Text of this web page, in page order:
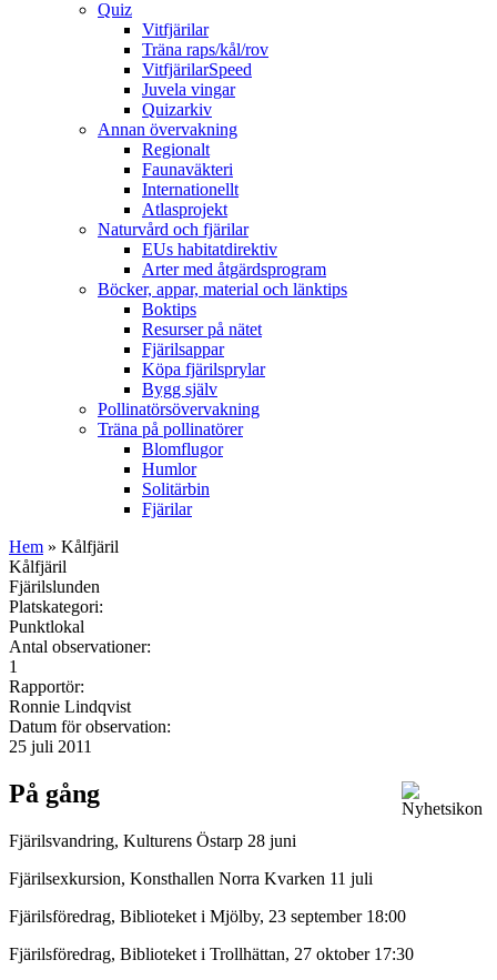
Quiz
Vitfjärilar
Träna raps/kål/rov
VitfjärilarSpeed
Juvela vingar
Quizarkiv
Annan övervakning
Regionalt
Faunaväkteri
Internationellt
Atlasprojekt
Naturvård och fjärilar
EUs habitatdirektiv
Arter med åtgärdsprogram
Böcker, appar, material och länktips
Boktips
Resurser på nätet
Fjärilsappar
Köpa fjärilsprylar
Bygg själv
Pollinatörsövervakning
Träna på pollinatörer
Blomflugor
Humlor
Solitärbin
Fjärilar
Hem » Kålfjäril
Kålfjäril
Fjärilslunden
Platskategori:
Punktlokal
Antal observationer:
1
Rapportör:
Ronnie Lindqvist
Datum för observation:
25 juli 2011
På gång
Fjärilsvandring, Kulturens Östarp 28 juni
Fjärilsexkursion, Konsthallen Norra Kvarken 11 juli
Fjärilsföredrag, Biblioteket i Mjölby, 23 september 18:00
Fjärilsföredrag, Biblioteket i Trollhättan, 27 oktober 17:30